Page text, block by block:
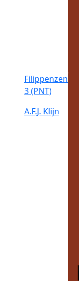
Filippenzen
3 (PNT)
A.F.J. Klijn